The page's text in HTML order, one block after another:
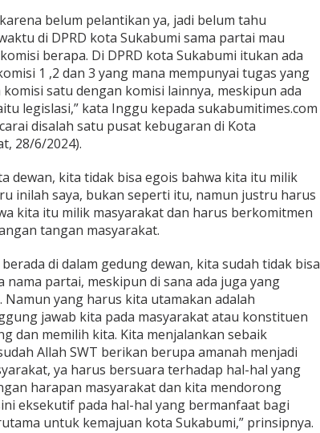
belum pelantikan ya, jadi belum tahu
di DPRD kota Sukabumi sama partai mau
berapa. Di DPRD kota Sukabumi itukan ada
1 ,2 dan 3 yang mana mempunyai tugas yang
satu dengan komisi lainnya, meskipun ada
legislasi,” kata Inggu kepada sukabumitimes.com
disalah satu pusat kebugaran di Kota
28/6/2024).
dewan, kita tidak bisa egois bahwa kita itu milik
inilah saya, bukan seperti itu, namun justru harus
kita itu milik masyarakat dan harus berkomitmen
tangan masyarakat.
berada di dalam gedung dewan, kita sudah tidak bisa
nama partai, meskipun di sana ada juga yang
Namun yang harus kita utamakan adalah
jawab kita pada masyarakat atau konstituen
dan memilih kita. Kita menjalankan sebaik
Allah SWT berikan berupa amanah menjadi
ya harus bersuara terhadap hal-hal yang
harapan masyarakat dan kita mendorong
eksekutif pada hal-hal yang bermanfaat bagi
untuk kemajuan kota Sukabumi,” prinsipnya.